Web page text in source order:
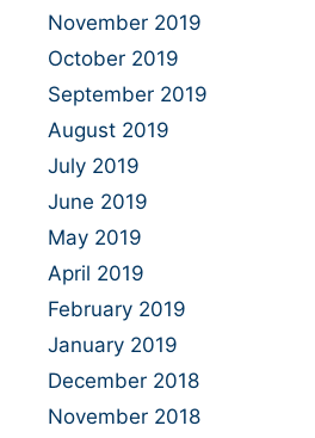
November 2019
October 2019
September 2019
August 2019
July 2019
June 2019
May 2019
April 2019
February 2019
January 2019
December 2018
November 2018